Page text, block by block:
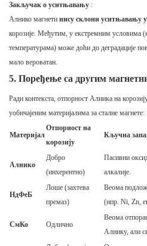
Закључак о уситњавању :
Алнико магнети нису склони уситњавању
корозије. Међутим, у екстремним условима
температурама) може доћи до деградације
мало вероватан.
5. Поређење са другим
Ради контекста, отпорност Алника на
уобичајеним материјалима за сталне магнете:
Материјал
Отпорност на
корозију
Кључна
Алнико
Добро
(инхерентно)
Пасивни
алкалије.
НдФеБ
Лоше (захтева
премаз)
Веома
(нпр. Ni, Zn,
СмКо Одлично
Веома
Алнику, али